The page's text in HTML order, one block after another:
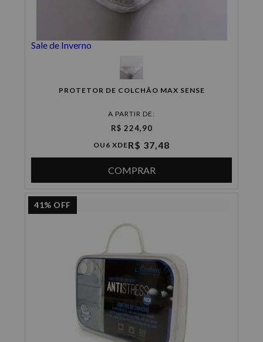
Sale de Inverno
PROTETOR DE COLCHÃO MAX SENSE
A PARTIR DE:
R$ 224,90
OU 6 XDER$ 37,48
COMPRAR
41% OFF